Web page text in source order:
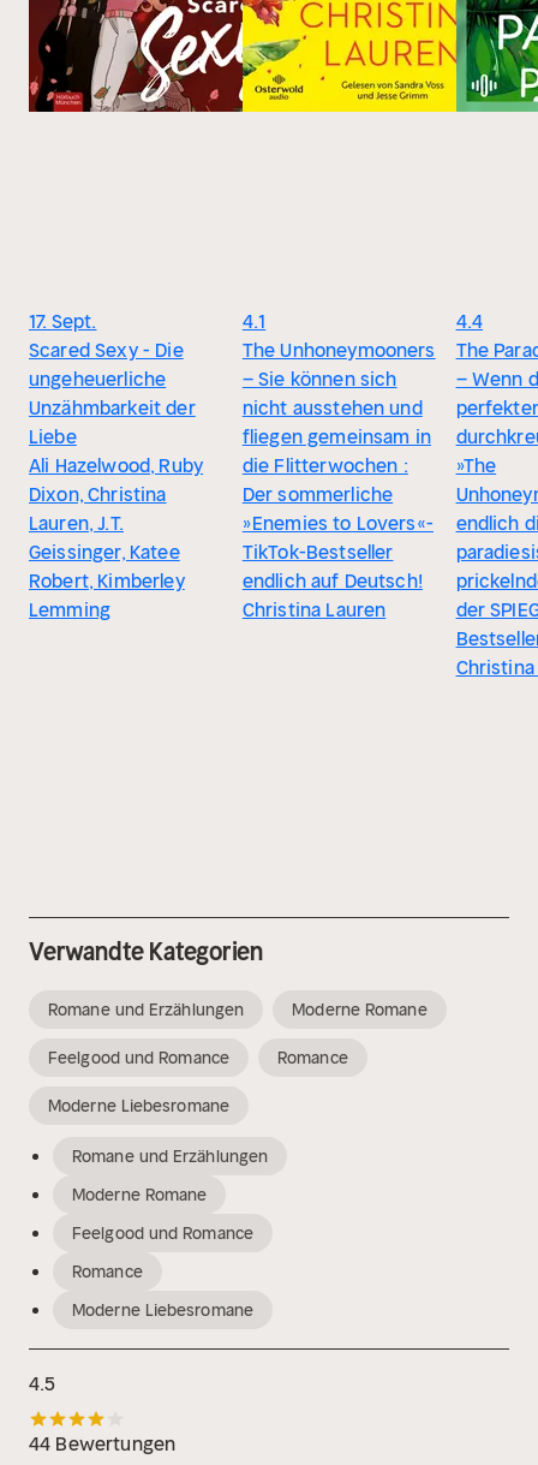
17. Sept.
Scared Sexy - Die
ungeheuerliche
Unzähmbarkeit der
Liebe
Ali Hazelwood, Ruby
Dixon, Christina
Lauren, J.T.
Geissinger, Katee
Robert, Kimberley
Lemming
4.1
The Unhoneymooners
– Sie können sich
nicht ausstehen und
fliegen gemeinsam in
die Flitterwochen :
Der sommerliche
»Enemies to Lovers«-
TikTok-Bestseller
endlich auf Deutsch!
Christina Lauren
4.4
The
– Wenn
»The
endlich
der
Verwandte Kategorien
Romane und Erzählungen Moderne Romane
Feelgood und Romance Romance
Moderne Liebesromane
Romane und Erzählungen
Moderne Romane
Feelgood und Romance
Romance
Moderne Liebesromane
4.5
44 Bewertungen